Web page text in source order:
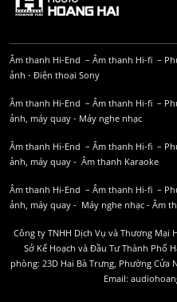
Âm thanh Hi-End – Âm thanh Hi-fi –
ảnh - Điện thoại Sony
Âm thanh Hi-End – Âm thanh Hi-fi –
ảnh, máy quay - Máy nghe nhạc
Âm thanh Hi-End – Âm thanh Hi-fi –
ảnh, máy quay - Âm thanh Karaoke
Âm thanh Hi-End – Âm thanh Hi-fi –
ảnh, máy quay - Máy nghe nhạc - Âm
Công ty TNHH Dịch Vụ và Thương Mại
Sở Kế Hoạch và Đầu Tư Thành Phố
phòng: 23D Hai Bà Trưng, Phường Cửa
Email: